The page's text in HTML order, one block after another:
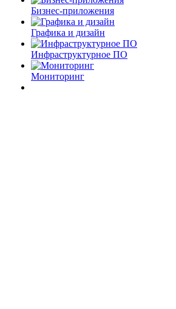
Бизнес-приложения
Графика и дизайн
Инфраструктурное ПО
Мониторинг